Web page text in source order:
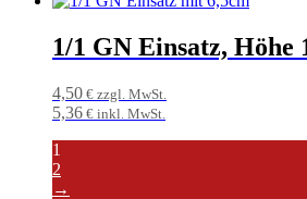
1/1 GN Einsatz, Höhe
4,50 € zzgl. MwSt.
5,36 € inkl. MwSt.
1
2
→